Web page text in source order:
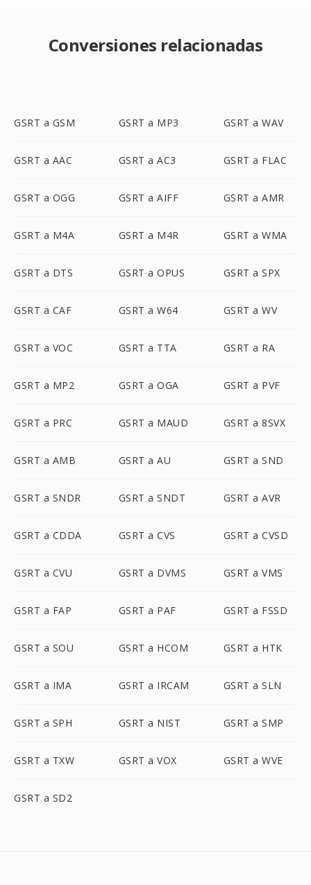
Conversiones relacionadas
GSRT a GSM GSRT a MP3 GSRT a WAV
GSRT a AAC GSRT a AC3 GSRT a FLAC
GSRT a OGG GSRT a AIFF GSRT a AMR
GSRT a M4A GSRT a M4R GSRT a WMA
GSRT a DTS GSRT a OPUS GSRT a SPX
GSRT a CAF GSRT a W64 GSRT a WV
GSRT a VOC GSRT a TTA GSRT a RA
GSRT a MP2 GSRT a OGA GSRT a PVF
GSRT a PRC GSRT a MAUD GSRT a 8SVX
GSRT a AMB GSRT a AU GSRT a SND
GSRT a SNDR GSRT a SNDT GSRT a AVR
GSRT a CDDA GSRT a CVS GSRT a CVSD
GSRT a CVU GSRT a DVMS GSRT a VMS
GSRT a FAP GSRT a PAF GSRT a FSSD
GSRT a SOU GSRT a HCOM GSRT a HTK
GSRT a IMA GSRT a IRCAM GSRT a SLN
GSRT a SPH GSRT a NIST GSRT a SMP
GSRT a TXW GSRT a VOX GSRT a WVE
GSRT a SD2